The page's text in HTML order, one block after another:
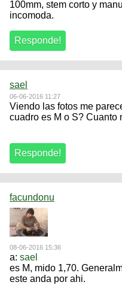
100mm, stem corto y
incomoda.
sael
06-06-2016 11:27
Viendo las fotos me
cuadro es M o S? Cuanto
facundonu
08-06-2016 15:36
a: sael
es M, mido 1,70.
este anda por ahi.